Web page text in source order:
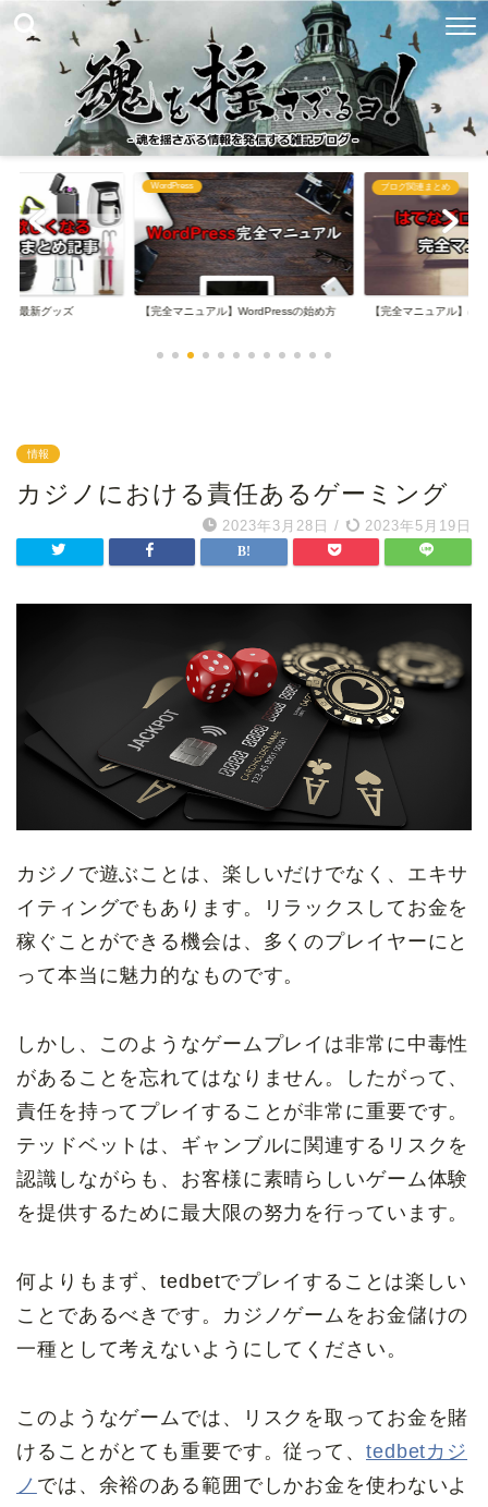
る最新グッズ
WordPress
【完全マニュアル】WordPressの始め方
ブログ関連まとめ
【完全マニュアル】は
情報
カジノにおける責任あるゲーミング
2023年3月28日 / 2023年5月19日
カジノで遊ぶことは、楽しいだけでなく、エキサ
イティングでもあります。リラックスしてお金を
稼ぐことができる機会は、多くのプレイヤーにと
って本当に魅力的なものです。
しかし、このようなゲームプレイは非常に中毒性
があることを忘れてはなりません。したがって、
責任を持ってプレイすることが非常に重要です。
テッドベットは、ギャンブルに関連するリスクを
認識しながらも、お客様に素晴らしいゲーム体験
を提供するために最大限の努力を行っています。
何よりもまず、tedbetでプレイすることは楽しい
ことであるべきです。カジノゲームをお金儲けの
一種として考えないようにしてください。
このようなゲームでは、リスクを取ってお金を賭
けることがとても重要です。従って、 tedbetカジ
ノ では、余裕のある範囲でしかお金を使わないよ